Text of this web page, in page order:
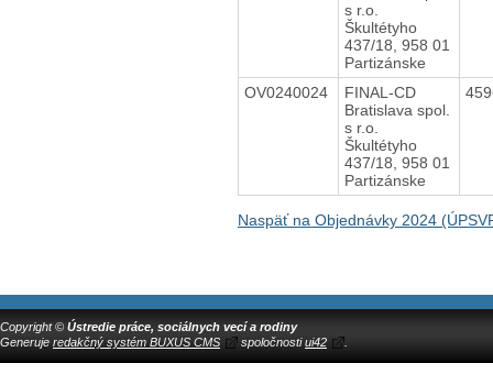
s r.o.
Škultétyho
437/18, 958 01
Partizánske
OV0240024
FINAL-CD
Bratislava spol.
s r.o.
Škultétyho
437/18, 958 01
Partizánske
Naspäť na Objednávky 2024
Copyright © Ústredie práce, sociálnych vecí a rodiny
Generuje redakčný systém BUXUS CMS spoločnostiui42